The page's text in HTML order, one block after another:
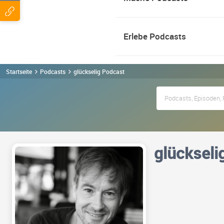
Erlebe Podcasts
Startseite Podcasts glückselig Podcast